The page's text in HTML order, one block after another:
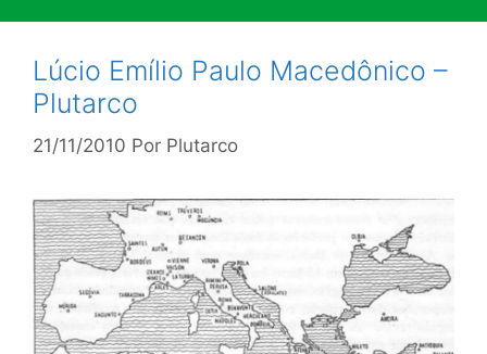
Lúcio Emílio Paulo Macedônico –
Plutarco
21/11/2010 Por Plutarco